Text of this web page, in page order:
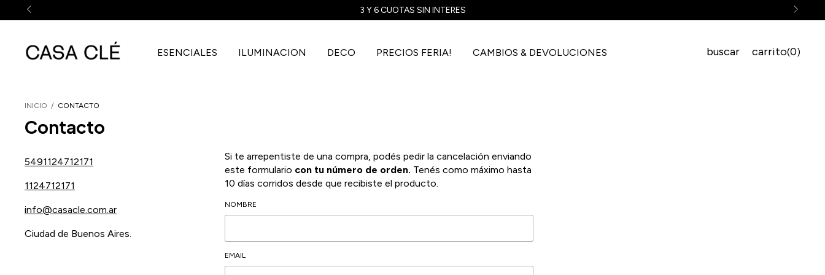
3 Y 6 CUOTAS SIN INTERES
ESENCIALES ILUMINACION DECO PRECIOS FERIA! CAMBIOS & DEVOLUCIONES buscar carrito(0)
INICIO / CONTACTO
Contacto
5491124712171
1124712171
info@casacle.com.ar
Ciudad de Buenos Aires.
Si te arrepentiste de una compra, podés pedir la cancelación enviando
este formulario con tu número de orden. Tenés como máximo hasta
10 días corridos desde que recibiste el producto.
NOMBRE
EMAIL